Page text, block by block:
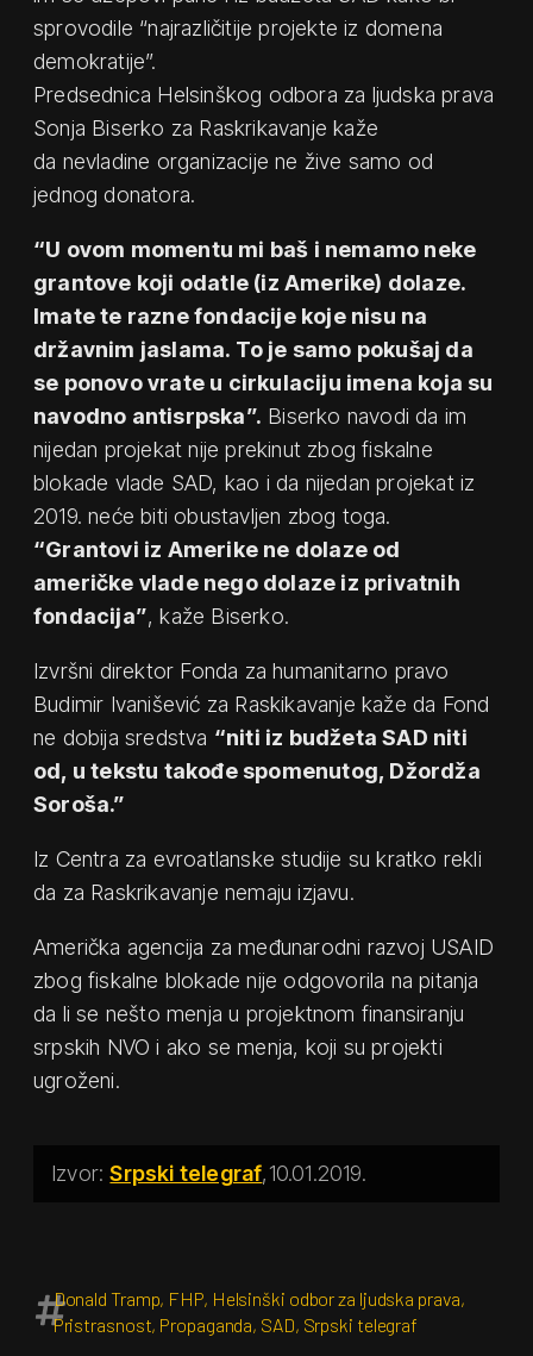
sprovodile “najrazličitije projekte iz domena
demokratije”.
Predsednica Helsinškog odbora za ljudska prava
Sonja Biserko za Raskrikavanje kaže
da nevladine organizacije ne žive samo od
jednog donatora.
“U ovom momentu mi baš i nemamo neke
grantove koji odatle (iz Amerike) dolaze.
Imate te razne fondacije koje nisu na
državnim jaslama. To je samo pokušaj da
se ponovo vrate u cirkulaciju imena koja su
navodno antisrpska”. Biserko navodi da im
nijedan projekat nije prekinut zbog fiskalne
blokade vlade SAD, kao i da nijedan projekat iz
2019. neće biti obustavljen zbog toga.
“Grantovi iz Amerike ne dolaze od
američke vlade nego dolaze iz privatnih
fondacija”, kaže Biserko.
Izvršni direktor Fonda za humanitarno pravo
Budimir Ivanišević za Raskikavanje kaže da Fond
ne dobija sredstva “niti iz budžeta SAD niti
od, u tekstu takođe spomenutog, Džordža
Soroša.”
Iz Centra za evroatlanske studije su kratko rekli
da za Raskrikavanje nemaju izjavu.
Američka agencija za međunarodni razvoj USAID
zbog fiskalne blokade nije odgovorila na pitanja
da li se nešto menja u projektnom finansiranju
srpskih NVO i ako se menja, koji su projekti
ugroženi.
Srpski telegraf 10.01.2019.
Donald Tramp, FHP, Helsinški odbor za ljudska prava,
Pristrasnost, Propaganda, SAD, Srpski telegraf